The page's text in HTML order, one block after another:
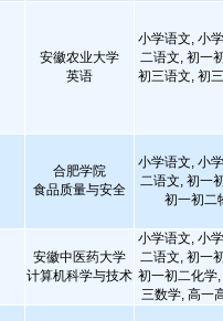
安徽农业大学
英语
小学语文, 小
二语文, 初一
初三语文, 初
合肥学院
食品质量与安全
小学语文, 小
二语文, 初一
初一初二
安徽中医药大学
计算机科学与技术
小学语文, 小
二语文, 初一
初一初二化学
三数学, 高一